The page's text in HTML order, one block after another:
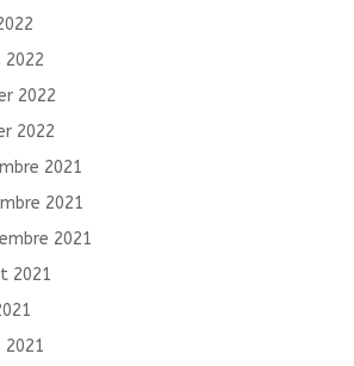
2022
2022
2022
2021
2021
2021
2021
2021